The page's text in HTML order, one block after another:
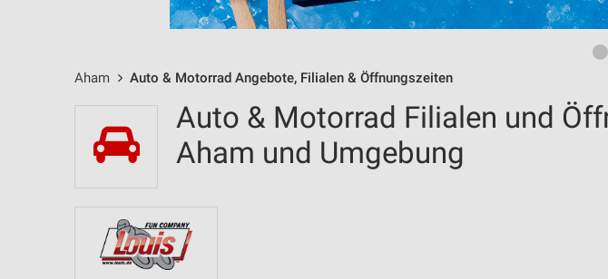
Aham Auto & Motorrad Angebote, Filialen & Öffnungszeiten
Auto & Motorrad Filialen und
Aham und Umgebung